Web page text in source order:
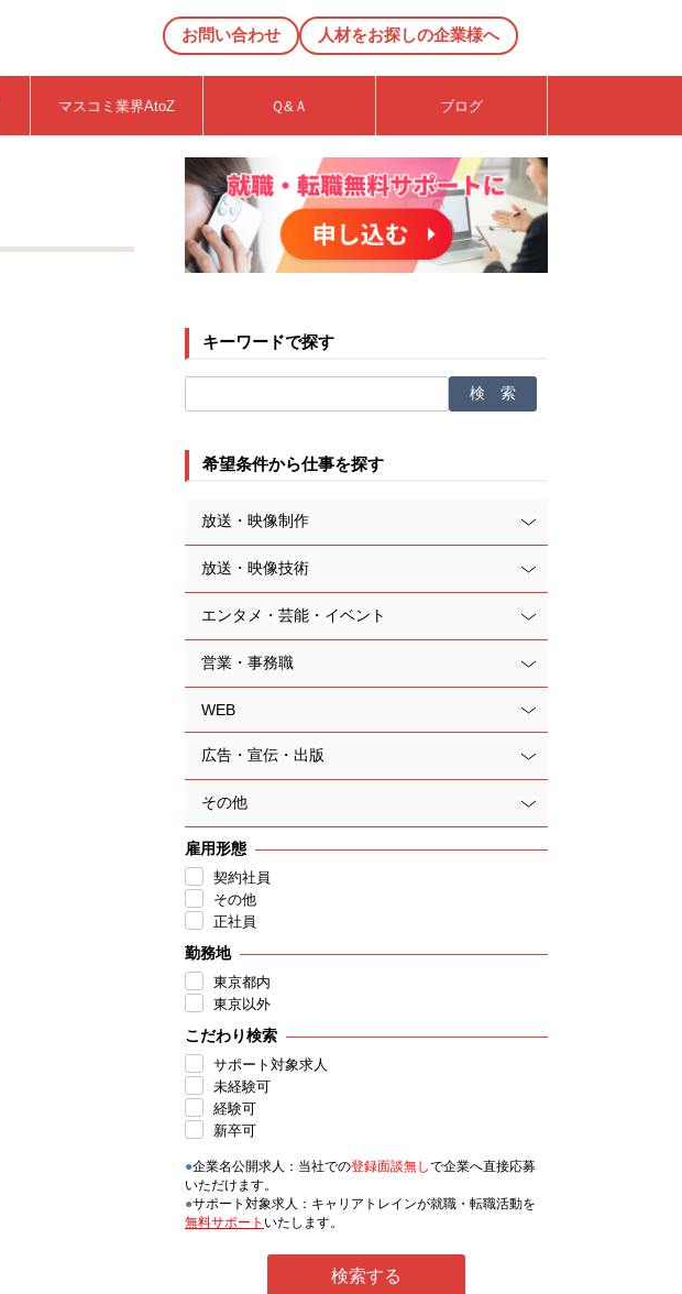
お問い合わせ 人材をお探しの企業様へ
マスコミ業界AtoZ Ｑ&Ａ ブログ
キーワードで探す
希望条件から仕事を探す
放送・映像制作
放送・映像技術
エンタメ・芸能・イベント
営業・事務職
WEB
広告・宣伝・出版
その他
雇用形態
契約社員
その他
正社員
勤務地
東京都内
東京以外
こだわり検索
サポート対象求人
未経験可
経験可
新卒可
●企業名公開求人：当社での登録面談無しで企業へ直接応募
いただけます。
●サポート対象求人：キャリアトレインが就職・転職活動を
無料サポート いたします。